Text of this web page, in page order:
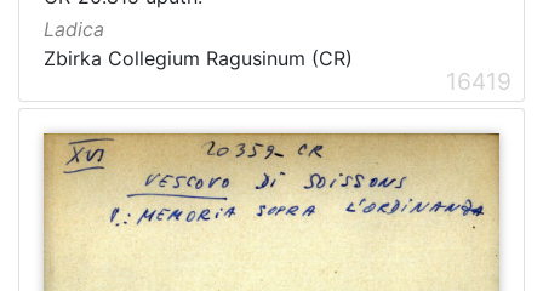
Ladica
Zbirka Collegium Ragusinum (CR)
16419